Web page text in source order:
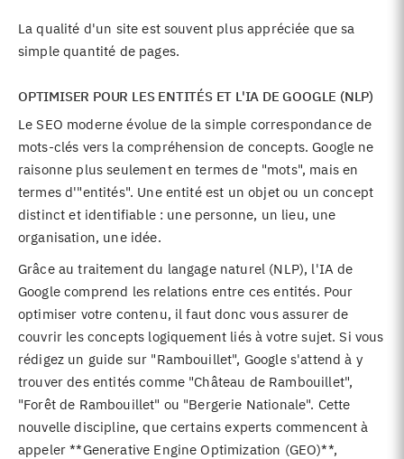
La qualité d'un site est souvent plus appréciée que sa
simple quantité de pages.
OPTIMISER POUR LES ENTITÉS ET L'IA DE GOOGLE (NLP)
Le SEO moderne évolue de la simple correspondance de
mots-clés vers la compréhension de concepts. Google ne
raisonne plus seulement en termes de "mots", mais en
termes d'"entités". Une entité est un objet ou un concept
distinct et identifiable : une personne, un lieu, une
organisation, une idée.
Grâce au traitement du langage naturel (NLP), l'IA de
Google comprend les relations entre ces entités. Pour
optimiser votre contenu, il faut donc vous assurer de
couvrir les concepts logiquement liés à votre sujet. Si vous
rédigez un guide sur "Rambouillet", Google s'attend à y
trouver des entités comme "Château de Rambouillet",
"Forêt de Rambouillet" ou "Bergerie Nationale". Cette
nouvelle discipline, que certains experts commencent à
appeler **Generative Engine Optimization (GEO)**,